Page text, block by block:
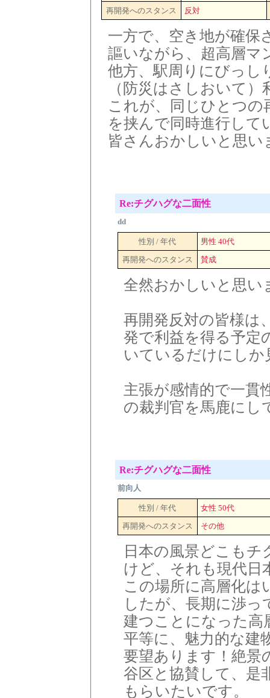
再開発へのスタンス
反対
一方で、空き地が確保
謳いながら、超高層マ
他方、駅周りにびっし
（防災はさしおいて）
これが、同じひとつの
を挟んで同時進行して
皆さんおかしいと思い
Re:チグハグな二面性
dd
性別 / 年代
男性 40代
再開発へのスタンス
賛成
全然おかしいと思い
再開発反対の皆様は
発で利益を得る予定
いているだけにしか
主張が感情的で一貫
の裁判官を馬鹿にし
Re:チグハグな二面性
前向人
性別 / 年代
女性 50代
再開発へのスタンス
その他
日本の風景どこも
けど、それも現代日
この場所に高層化は
したが、長期に渉っ
建つことになった高
平等に、魅力的な建
要望あります！絶景
谷区と協賛して、是
もらいたいです。